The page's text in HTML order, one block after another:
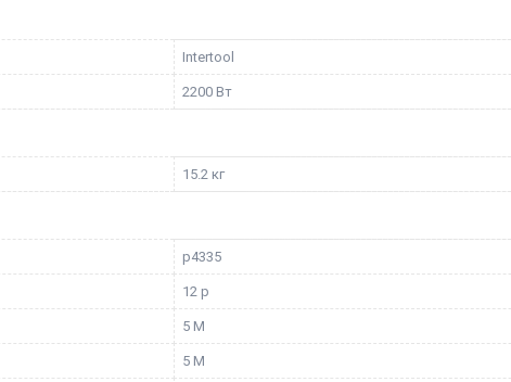
Intertool
2200 Вт
15.2 кг
p4335
12 р
5 М
5 М